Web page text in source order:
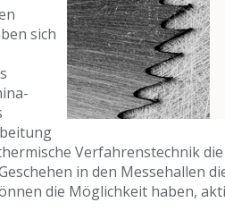
sich
Verfahrenstechnik
in den Messehallen
die Möglichkeit haben,